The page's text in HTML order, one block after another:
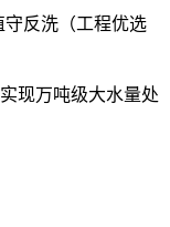
守反洗（工程优选
现万吨级大水量处